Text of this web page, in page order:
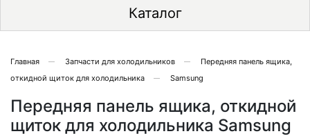
Каталог
Главная Запчасти для холодильников
Передняя панель ящика,
откидной щиток для холодильника
Samsung
Передняя панель ящика, откидной
щиток для холодильника Samsung